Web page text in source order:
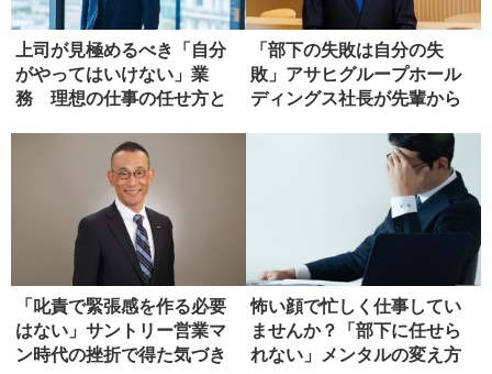
上司が見極めるべき「自分
がやってはいけない」業
務 理想の仕事の任せ方と
「部下の失敗は自分の失
敗」アサヒグループホール
ディングス社長が先輩から
「叱責で緊張感を作る必要
はない」サントリー営業マ
ン時代の挫折で得た気づき
怖い顔で忙しく仕事してい
ませんか？「部下に任せら
れない」メンタルの変え方